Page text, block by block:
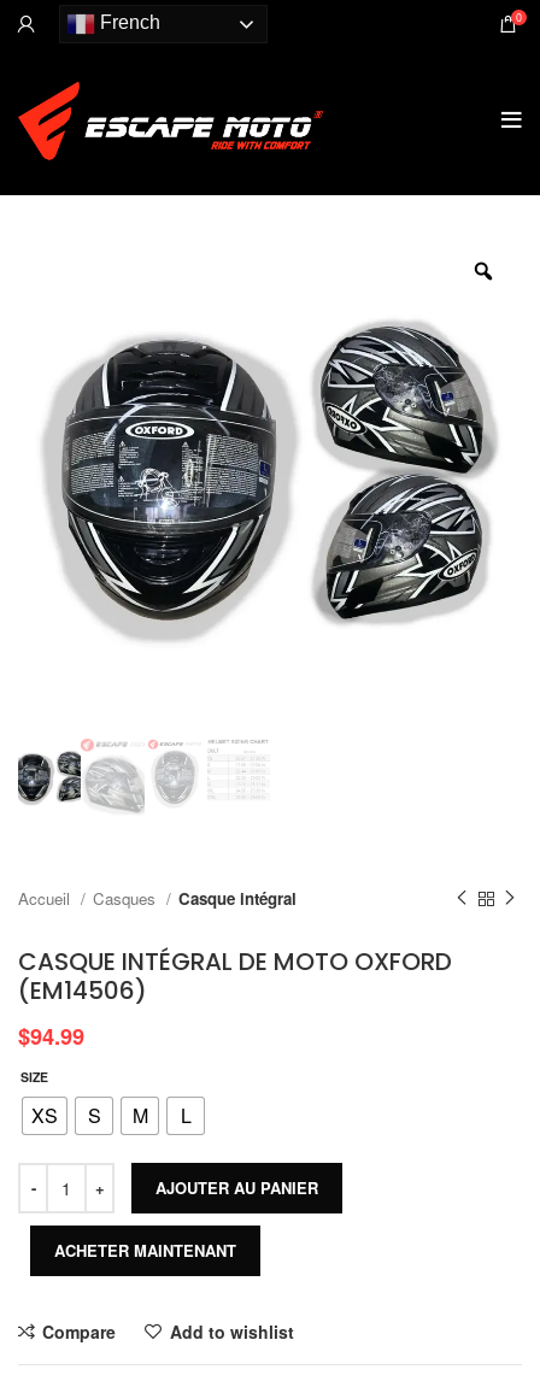
French 0
Accueil Casques Casque intégral
CASQUE INTÉGRAL DE MOTO OXFORD
(EM14506)
$94.99
SIZE
XS S M L
AJOUTER AU PANIER
ACHETER MAINTENANT
Compare Add to wishlist